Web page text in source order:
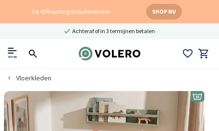
Tot 40% korting op buitenkleden SHOP NU
Achteraf of in 3 termijnen betalen
menu
Vloerkleden